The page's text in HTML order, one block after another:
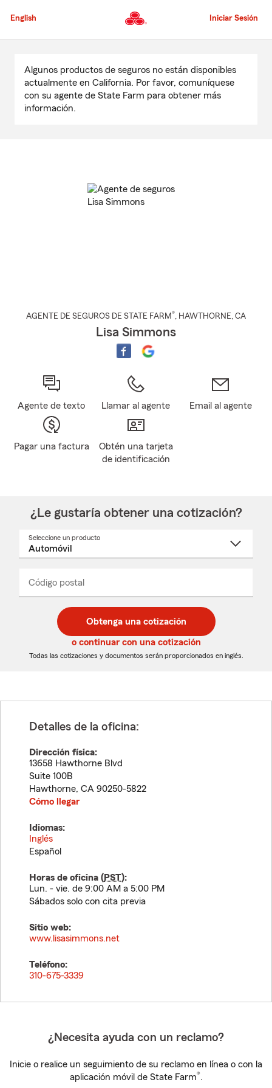
al
principal
English Iniciar Sesión
contenido
principal
Algunos productos de seguros no están disponibles
actualmente en California. Por favor, comuníquese
con su agente de State Farm para obtener más
información.
AGENTE DE SEGUROS DE STATE FARM®, HAWTHORNE, CA
Lisa Simmons
Agente de texto Llamar al agente Email al agente
Pagar una factura
Obtén una tarjeta
de identificación
¿Le gustaría obtener una cotización?
Seleccione un producto
desplegable
Código postal
de
5
dígitos
de
5
dígitos
_____
Obtenga una cotización
o continuar con una cotización
Todas las cotizaciones y documentos serán proporcionados en inglés.
Detalles de la oficina:
Dirección física:
13658 Hawthorne Blvd
Suite 100B
Hawthorne, CA 90250-5822
Cómo llegar
Idiomas:
Inglés
Español
Horas de oficina (PST):
Lun. - vie. de 9:00 AM a 5:00 PM
Sábados solo con cita previa
Sitio web:
www.lisasimmons.net
Teléfono:
310-675-3339
¿Necesita ayuda con un reclamo?
Inicie o realice un seguimiento de su reclamo en línea o con la
aplicación móvil de State Farm®.